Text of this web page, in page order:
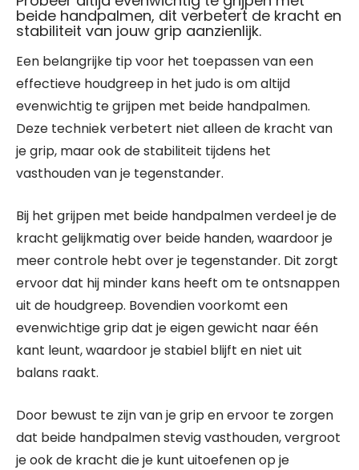
beide handpalmen, dit verbetert de kracht en
stabiliteit van jouw grip aanzienlijk.
Een belangrijke tip voor het toepassen van een
effectieve houdgreep in het judo is om altijd
evenwichtig te grijpen met beide handpalmen.
Deze techniek verbetert niet alleen de kracht van
je grip, maar ook de stabiliteit tijdens het
vasthouden van je tegenstander.
Bij het grijpen met beide handpalmen verdeel je de
kracht gelijkmatig over beide handen, waardoor je
meer controle hebt over je tegenstander. Dit zorgt
ervoor dat hij minder kans heeft om te ontsnappen
uit de houdgreep. Bovendien voorkomt een
evenwichtige grip dat je eigen gewicht naar één
kant leunt, waardoor je stabiel blijft en niet uit
balans raakt.
Door bewust te zijn van je grip en ervoor te zorgen
dat beide handpalmen stevig vasthouden, vergroot
je ook de kracht die je kunt uitoefenen op je